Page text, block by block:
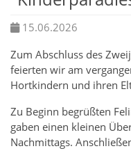
15.06.2026
Zum Abschluss des
feierten wir am
Hortkindern und ihren
Zu Beginn begrüßten
gaben einen kleinen
Nachmittags.